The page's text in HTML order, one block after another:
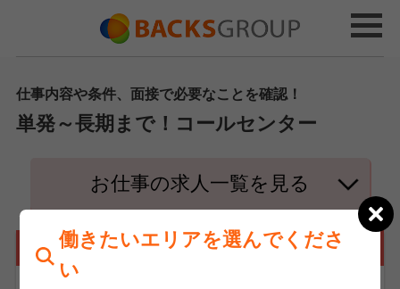
働きたいエリアを選んでくださ
い
仕事内容や条件、面接で必要なことを確認！
単発～長期まで！コールセンター
お仕事の求人一覧を見る
コールセンターの仕事とは